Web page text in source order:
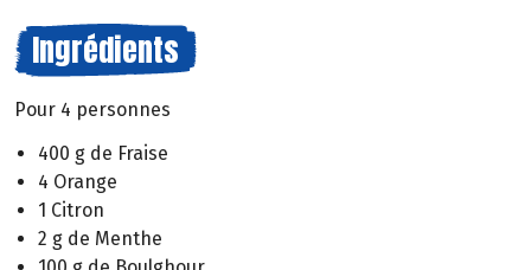
Ingrédients
Pour 4 personnes
400 g de Fraise
4 Orange
1 Citron
2 g de Menthe